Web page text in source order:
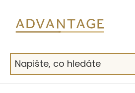
obsah